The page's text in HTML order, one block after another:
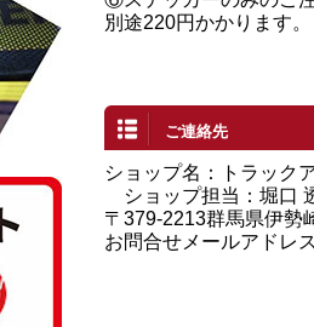
別途220円かかります。
ご連絡先
ショップ名：トラック
ショップ担当：堀口
〒379-2213群馬県伊勢
お問合せメールアドレ